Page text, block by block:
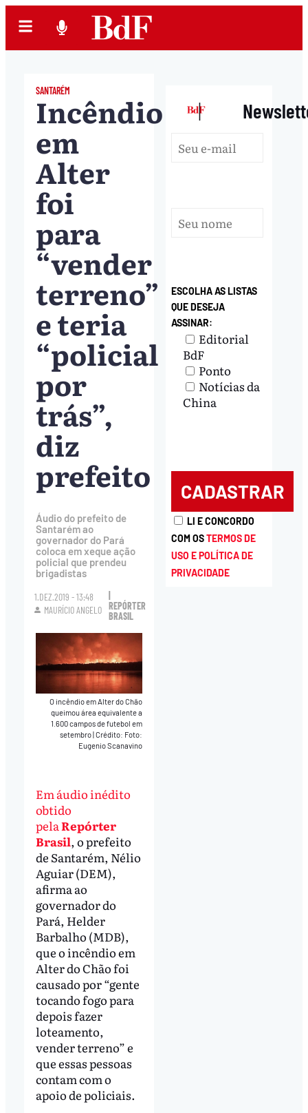
SANTARÉM
Incêndio
em
Alter
foi
para
“vender
terreno”
e teria
“policial
por
trás”,
diz
prefeito
Áudio do prefeito de
Santarém ao
governador do Pará
coloca em xeque ação
policial que prendeu
brigadistas
1.DEZ.2019 - 13:48
MAURÍCIO ANGELO REPÓRTER
BRASIL
O incêndio em Alter do Chão
queimou área equivalente a
1.600 campos de futebol em
setembro|Crédito: Foto:
Eugenio Scanavino
Em áudio inédito
obtido
pelaRepórter
Brasil, o prefeito
de Santarém, Nélio
Aguiar (DEM),
afirma ao
governador do
Pará, Helder
Barbalho (MDB),
que o incêndio em
Alter do Chão foi
causado por “gente
tocando fogo para
depois fazer
loteamento,
vender terreno” e
que essas pessoas
contam com o
apoio de policiais.
|
ESCOLHA AS LISTAS
QUE DESEJA
ASSINAR:
Editorial
BdF
Ponto
Notícias da
China
LI E CONCORDO
COM OSTERMOS DE
USO E POLÍTICA DE
PRIVACIDADE